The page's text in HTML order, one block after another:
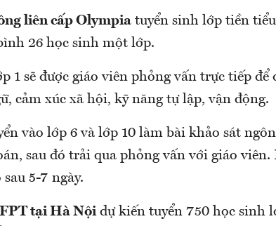
liên cấp Olympia tuyển sinh lớp tiền
26 học sinh một lớp.
1 sẽ được giáo viên phỏng vấn trực tiếp để
cảm xúc xã hội, kỹ năng tự lập, vận động.
vào lớp 6 và lớp 10 làm bài khảo sát
sau đó trải qua phỏng vấn với giáo viên.
5-7 ngày.
tại Hà Nộidự kiến tuyển 750 học sinh